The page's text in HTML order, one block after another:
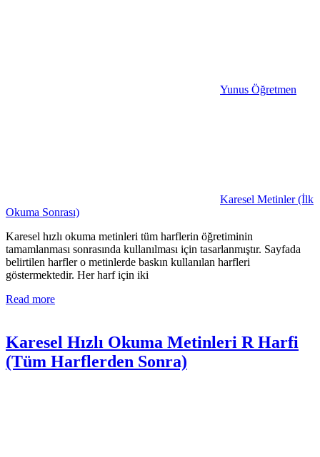
Yunus Öğretmen
Karesel Metinler (İlk
Okuma Sonrası)
Karesel hızlı okuma metinleri tüm harflerin öğretiminin
tamamlanması sonrasında kullanılması için tasarlanmıştır. Sayfada
belirtilen harfler o metinlerde baskın kullanılan harfleri
göstermektedir. Her harf için iki
Read more
Karesel Hızlı Okuma Metinleri R Harfi
(Tüm Harflerden Sonra)